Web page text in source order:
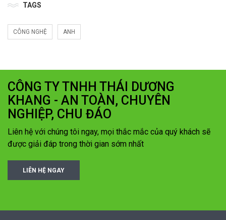
TAGS
CÔNG NGHỆ ANH
CÔNG TY TNHH THÁI DƯƠNG
KHANG - AN TOÀN, CHUYÊN
NGHIỆP, CHU ĐÁO
Liên hệ với chúng tôi ngay, mọi thắc mắc của quý khách sẽ
được giải đáp trong thời gian sớm nhất
LIÊN HỆ NGAY